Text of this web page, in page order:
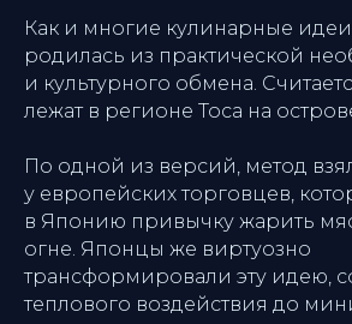
Как и многие кулинарные идеи,
родилась из практической
и культурного обмена.
лежат в регионе Тоса на
По одной из версий, метод
у европейских торговцев,
в Японию привычку жарить
огне. Японцы же виртуозно
трансформировали эту идею,
теплового воздействия до